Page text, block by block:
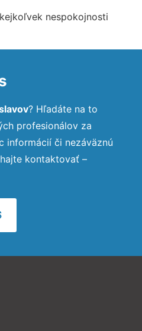
nespokojnosti
? Hľadáte na to
profesionálov za
informácií či nezáväznú
kontaktovať –